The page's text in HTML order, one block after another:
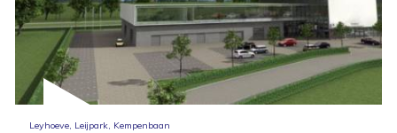
Leyhoeve, Leijpark, Kempenbaan